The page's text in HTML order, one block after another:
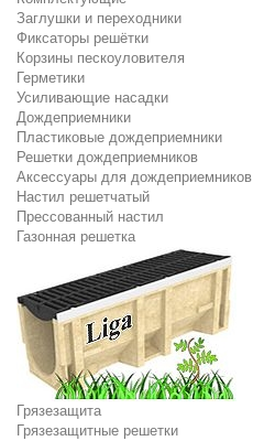
Заглушки и переходники
Фиксаторы решётки
Корзины пескоуловителя
Герметики
Усиливающие насадки
Дождеприемники
Пластиковые дождеприемники
Решетки дождеприемников
Аксессуары для дождеприемников
Настил решетчатый
Прессованный настил
Газонная решетка
Грязезащита
Грязезащитные решетки